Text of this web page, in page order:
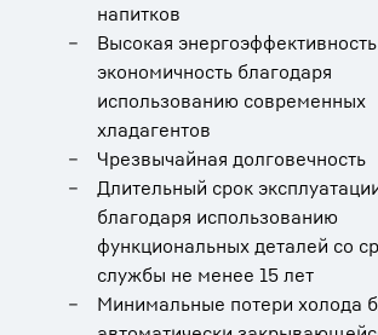
напитков
Высокая
экономичность благодаря
использованию современных
хладагентов
Чрезвычайная долговечность
Длительный срок
благодаря использованию
функциональных деталей со
службы не менее 15 лет
Минимальные потери холода